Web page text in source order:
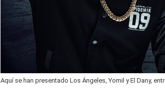
Aquí se han presentado Los Ángeles, Yomil y El Dany,